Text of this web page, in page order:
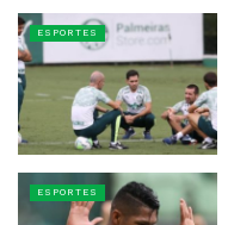
ESPORTES
ESPORTES